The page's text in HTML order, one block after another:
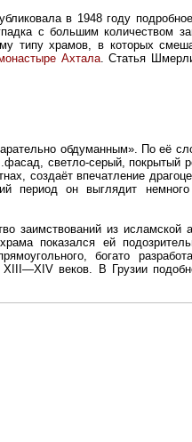
в 1948 году
с большим количеством
типу храмов, в которых
Ахтала. Статья
обдуманным». По её
светло-серый, покрытый
создаёт впечатление
период он выглядит
заимствований из исламской
показался ей
богато
веков. В Грузии